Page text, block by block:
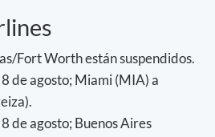
Fort Worth están suspendidos.
de agosto; Miami (MIA) a
de agosto; Buenos Aires